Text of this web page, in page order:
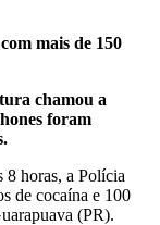
mais de 150
chamou a
foram
8 horas, a Polícia
de cocaína e 100
(PR).